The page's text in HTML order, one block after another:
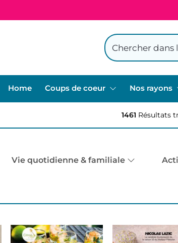
Home Coups de coeur Nos rayons
1461 Résultats
Vie quotidienne & familiale